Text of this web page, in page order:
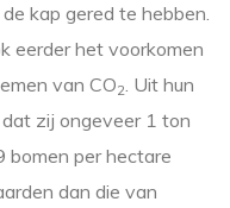
kap gered te hebben.
eerder het voorkomen
van CO2. Uit hun
zij ongeveer 1 ton
bomen per hectare
dan die van